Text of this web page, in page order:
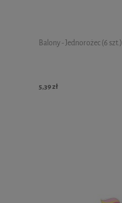
Balony - Jednorożec (6 szt.)
5,39 zł